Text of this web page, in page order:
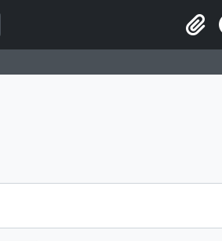
na página de navegação